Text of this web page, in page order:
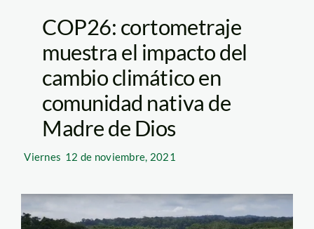
COP26: cortometraje
muestra el impacto del
cambio climático en
comunidad nativa de
Madre de Dios
Viernes 12 de noviembre, 2021